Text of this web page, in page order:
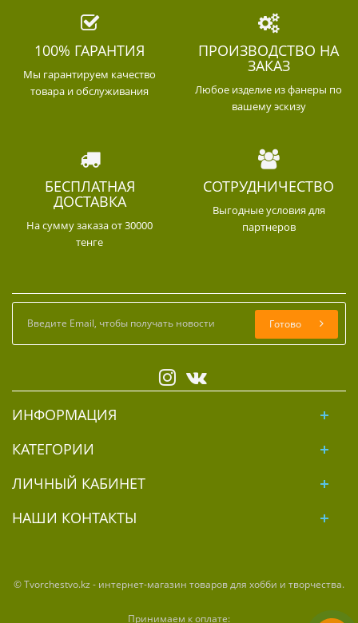
100% ГАРАНТИЯ
Мы гарантируем качество
товара и обслуживания
ПРОИЗВОДСТВО НА
ЗАКАЗ
Любое изделие из фанеры по
вашему эскизу
БЕСПЛАТНАЯ
ДОСТАВКА
На сумму заказа от 30000
тенге
СОТРУДНИЧЕСТВО
Выгодные условия для
партнеров
Готово
ИНФОРМАЦИЯ
КАТЕГОРИИ
ЛИЧНЫЙ КАБИНЕТ
НАШИ КОНТАКТЫ
© Tvorchestvo.kz - интернет-магазин товаров для хобби и творчества.
Принимаем к оплате: